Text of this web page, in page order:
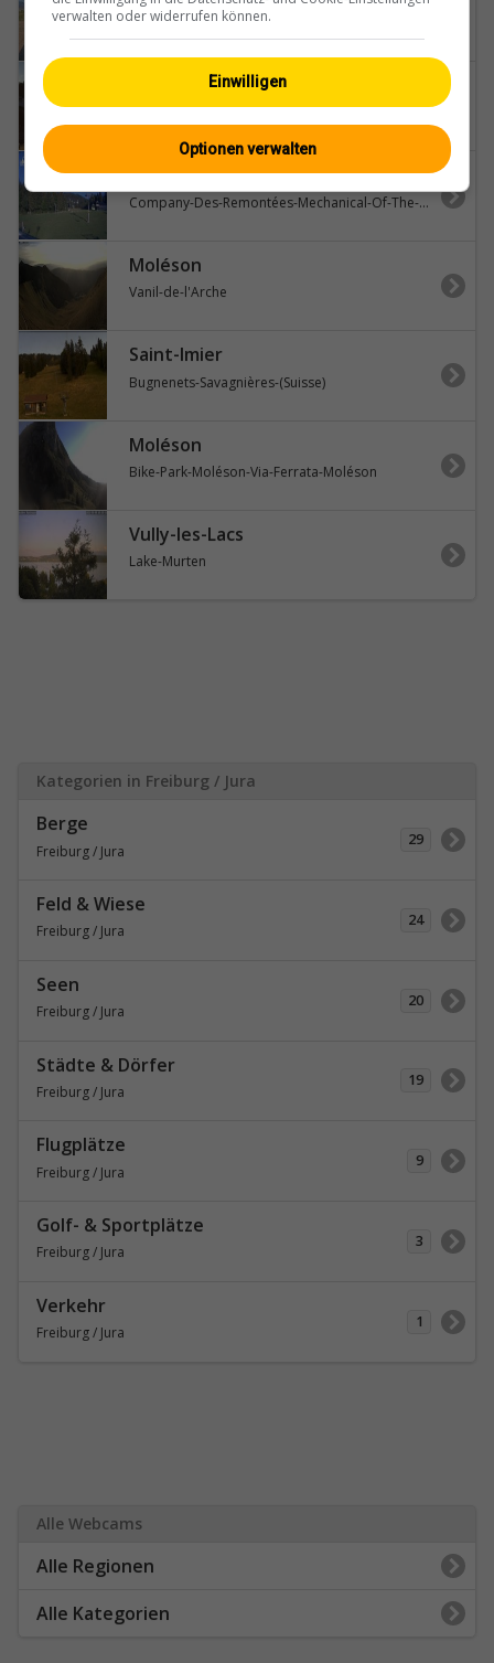
Airfield-Bressaucourt
Tissot
La Roche
Company-Des-Remontées-Mechanical-Of-The-Berra-S.a.-Télémixte-TSCD4-Le-Brand-La-Berra
Moléson
Vanil-de-l'Arche
Saint-Imier
Bugnenets-Savagnières-(Suisse)
Moléson
Bike-Park-Moléson-Via-Ferrata-Moléson
Vully-les-Lacs
Lake-Murten
Kategorien in Freiburg / Jura
Berge
Freiburg / Jura
29
Feld & Wiese
Freiburg / Jura
24
Seen
Freiburg / Jura
20
Städte & Dörfer
Freiburg / Jura
19
Flugplätze
Freiburg / Jura
9
Golf- & Sportplätze
Freiburg / Jura
3
Verkehr
Freiburg / Jura
1
Alle Webcams
Alle Regionen
Alle Kategorien
verwalten oder widerrufen können.
Einwilligen
Optionen verwalten